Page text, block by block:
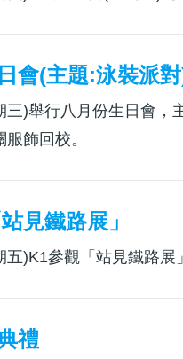
會(主題:泳裝派
三)舉行八月份生日會，
飾回校。
見鐵路展」
五)K1參觀「站見鐵路展
禮